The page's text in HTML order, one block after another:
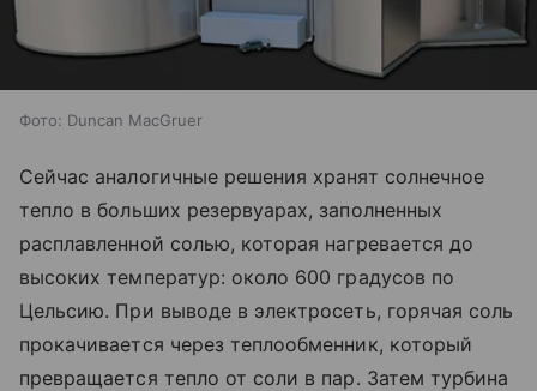
Фото: Duncan MacGruer
Сейчас аналогичные решения хранят солнечное
тепло в больших резервуарах, заполненных
расплавленной солью, которая нагревается до
высоких температур: около 600 градусов по
Цельсию. При выводе в электросеть, горячая соль
прокачивается через теплообменник, который
превращается тепло от соли в пар. Затем турбина